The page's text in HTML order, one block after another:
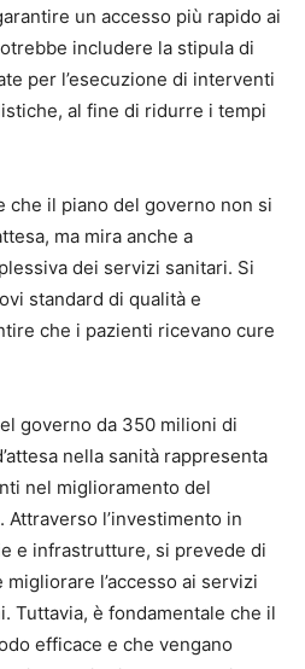
un accesso più rapido ai
includere la stipula di
per l’esecuzione di interventi
al fine di ridurre i tempi
che il piano del governo non si
ma mira anche a
dei servizi sanitari. Si
standard di qualità e
che i pazienti ricevano cure
governo da 350 milioni di
nella sanità rappresenta
nel miglioramento del
l’investimento in
e infrastrutture, si prevede di
l’accesso ai servizi
Tuttavia, è fondamentale che il
efficace e che vengano